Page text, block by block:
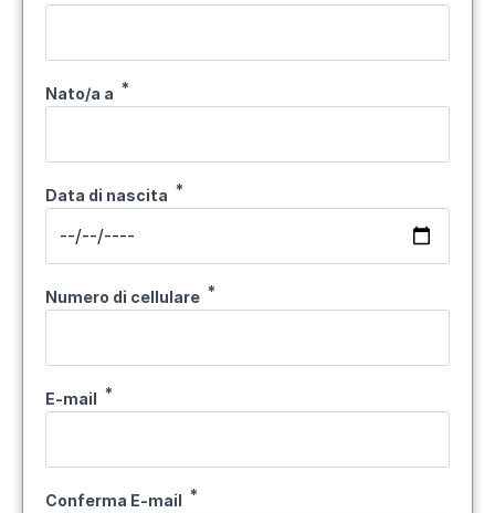
Nato/a a
Data di nascita
Numero di cellulare
E-mail
E-mail
Conferma E-mail